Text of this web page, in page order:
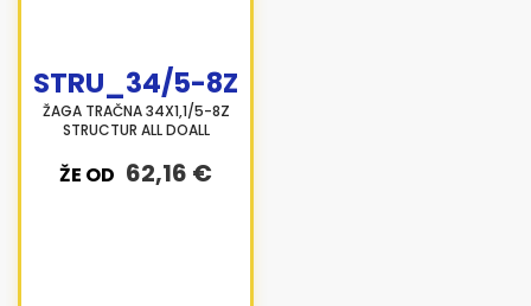
STRU_34/5-8Z
ŽAGA TRAČNA 34X1,1/5-8Z
STRUCTUR ALL DOALL
ŽE OD 62,16 €